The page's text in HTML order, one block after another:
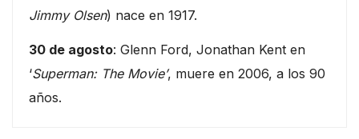
Jimmy Olsen) nace en 1917.
30 de agosto: Glenn Ford, Jonathan Kent en
‘Superman: The Movie’, muere en 2006, a los 90
años.